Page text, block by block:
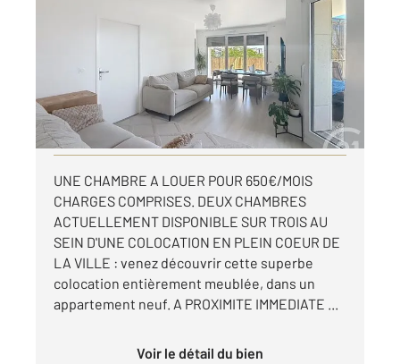
Appartement F1 à louer
650 €
par mois charges comprises
Visiter le site dédié
UNE CHAMBRE A LOUER POUR 650€/MOIS
CHARGES COMPRISES. DEUX CHAMBRES
ACTUELLEMENT DISPONIBLE SUR TROIS AU
SEIN D'UNE COLOCATION EN PLEIN COEUR DE
LA VILLE : venez découvrir cette superbe
colocation entièrement meublée, dans un
appartement neuf. A PROXIMITE IMMEDIATE ...
Voir le détail du bien